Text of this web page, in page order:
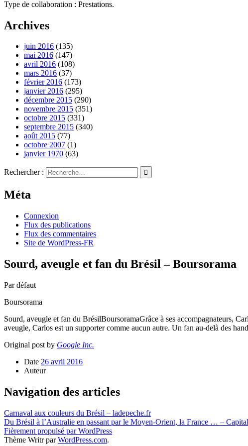
Type de collaboration : Prestations.
Archives
juin 2016 (135)
mai 2016 (147)
avril 2016 (108)
mars 2016 (37)
février 2016 (173)
janvier 2016 (295)
décembre 2015 (290)
novembre 2015 (351)
octobre 2015 (331)
septembre 2015 (340)
août 2015 (77)
octobre 2007 (1)
janvier 1970 (63)
Rechercher :
Méta
Connexion
Flux des publications
Flux des commentaires
Site de WordPress-FR
Sourd, aveugle et fan du Brésil – Boursorama
Par défaut
Boursorama
Sourd, aveugle et fan du BrésilBoursoramaGrâce à ses accompagnateurs,
aveugle, Carlos est un supporter comme aucun autre. Un fan au-delà des
Original post by Google Inc.
Date 26 avril 2016
Auteur
Navigation des articles
Carnaval aux couleurs du Brésil – ladepeche.fr
Du Brésil à l’Australie en passant par le Moyen-Orient, la France … –
Fièrement propulsé par WordPress
Thème Writr parWordPress.com.